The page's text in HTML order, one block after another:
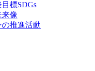
目標SDGs
来像
の推進活動